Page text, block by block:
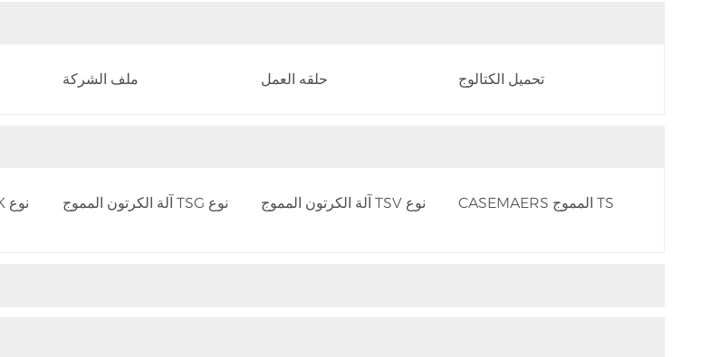
ملف الشركة حلقه العمل تحميل الكتالوج
آلة الكرتون المموج TSK نوع آلة الكرتون المموج TSG نوع آلة الكرتون المموج TSV نوع CASEMAERS المموج TS